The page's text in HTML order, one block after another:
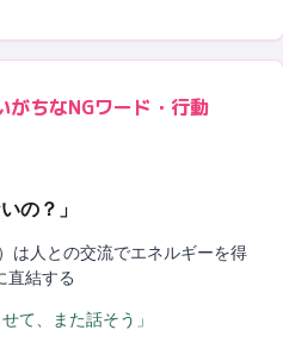
がちなNGワード・行動
の？ 」
は人との交流でエネルギーを得
直結する
て、また話そう」